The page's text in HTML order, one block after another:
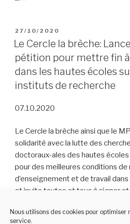
Nous utilisons des cookies pour
service.
PUBLIÉ
LE
27/10/2020
Le Cercle la brèche:
pétition pour mettre fin
dans les hautes écoles
instituts de recherche
07.10.2020
Le Cercle la brèche ainsi que le
solidarité avec la lutte des
doctoraux-ales des hautes
pour des meilleures conditions de
d’enseignement et de travail
et invite toutes et tous à signer et
hautes écoles suisses